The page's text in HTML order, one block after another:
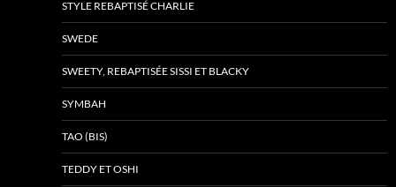
STYLE REBAPTISÉ CHARLIE
SWEDE
SWEETY, REBAPTISÉE SISSI ET BLACKY
SYMBAH
TAO (BIS)
TEDDY ET OSHI